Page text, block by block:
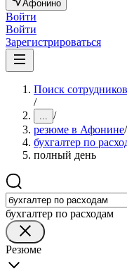
Афонино
Войти
Войти
Зарегистрироваться
Поиск
/
... /
резюме в Афонине/
бухгалтер по
полный день
бухгалтер по расходам
Резюме